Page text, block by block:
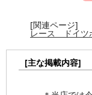
[関連ページ]
レース ドイツ
[主な掲載内容]